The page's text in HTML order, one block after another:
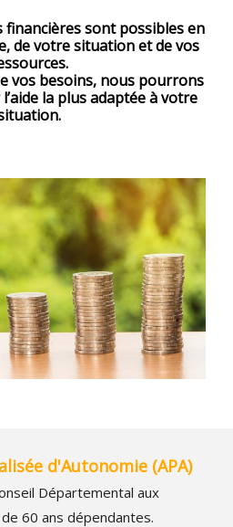
financières sont possibles en
de votre situation et de vos
vos besoins, nous pourrons
la plus adaptée à votre
d'Autonomie (APA)
Départemental aux
60 ans dépendantes.